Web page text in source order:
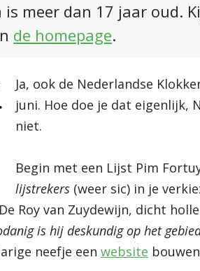
is meer dan 17 jaar oud.
de homepage.
Ja, ook de Nederlandse
juni. Hoe doe je dat eigenlijk,
niet.
Begin met een Lijst Pim
lijstrekers (weer sic) in je
Roy van Zuydewijn, dicht
is hij deskundig op het
neefje een website